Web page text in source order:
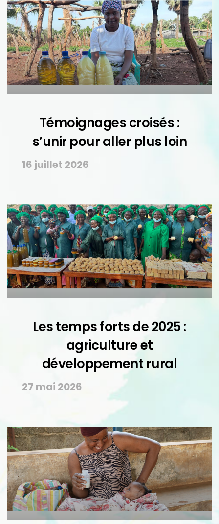
Témoignages croisés :
s’unir pour aller plus loin
16 juillet 2026
Les temps forts de 2025 :
agriculture et
développement rural
27 mai 2026